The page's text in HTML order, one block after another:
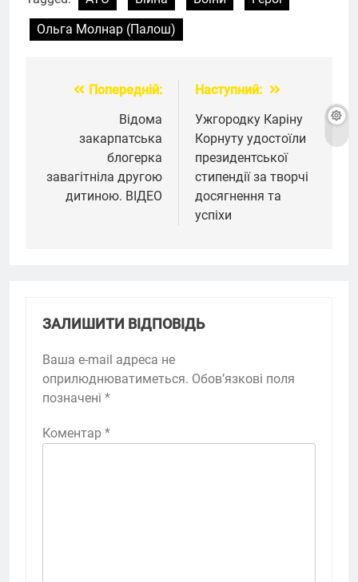
Ольга Молнар (Палош)
НавігаціяПопередній:
Відома
закарпатська
блогерка
завагітніла другою
дитиною. ВІДЕО
Наступний:
Ужгородку Каріну
Корнуту удостоїли
президентської
стипендії за творчі
досягнення та
успіхи
ЗАЛИШИТИ ВІДПОВІДЬ
Ваша e-mail адреса не
оприлюднюватиметься. Обов’язкові поля
позначені *
Коментар *